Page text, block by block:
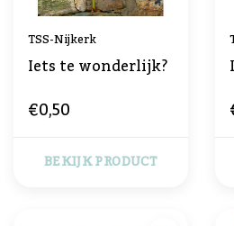
TSS-Nijkerk
Iets te wonderlijk?
€0,50
BEKIJK PRODUCT